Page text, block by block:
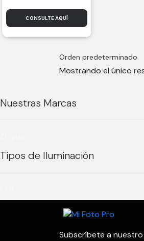
CONSULTE AQUÍ
Mostrando el único
Nuestras Marcas
Tipos de Iluminación
Subscríbete a nuestro